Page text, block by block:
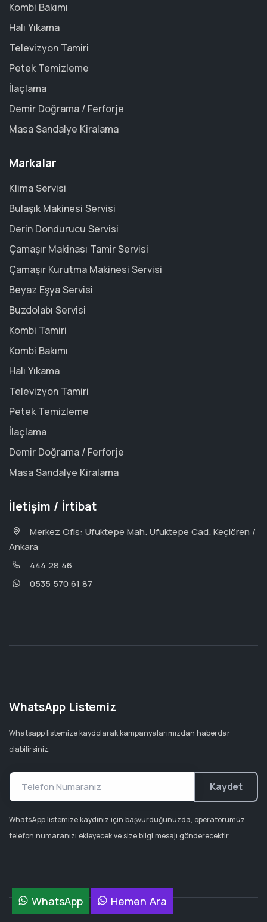
Kombi Bakımı
Halı Yıkama
Televizyon Tamiri
Petek Temizleme
İlaçlama
Demir Doğrama / Ferforje
Masa Sandalye Kiralama
Markalar
Klima Servisi
Bulaşık Makinesi Servisi
Derin Dondurucu Servisi
Çamaşır Makinası Tamir Servisi
Çamaşır Kurutma Makinesi Servisi
Beyaz Eşya Servisi
Buzdolabı Servisi
Kombi Tamiri
Kombi Bakımı
Halı Yıkama
Televizyon Tamiri
Petek Temizleme
İlaçlama
Demir Doğrama / Ferforje
Masa Sandalye Kiralama
İletişim / İrtibat
Merkez Ofis: Ufuktepe Mah. Ufuktepe Cad. Keçiören /
Ankara
444 28 46
0535 570 61 87
WhatsApp Listemiz
Whatsapp listemize kaydolarak kampanyalarımızdan haberdar
olabilirsiniz.
Kaydet
WhatsApp listemize kaydınız için başvurduğunuzda, operatörümüz
telefon numaranızı ekleyecek ve size bilgi mesajı gönderecektir.
WhatsApp Hemen Ara